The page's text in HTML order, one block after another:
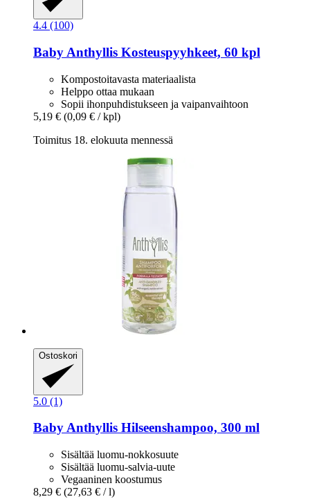
4.4 (100)
Baby Anthyllis Kosteuspyyhkeet, 60 kpl
Kompostoitavasta materiaalista
Helppo ottaa mukaan
Sopii ihonpuhdistukseen ja vaipanvaihtoon
5,19 € (0,09 € / kpl)
Toimitus 18. elokuuta mennessä
Ostoskori
5.0 (1)
Baby Anthyllis Hilseenshampoo, 300 ml
Sisältää luomu-nokkosuute
Sisältää luomu-salvia-uute
Vegaaninen koostumus
8,29 € (27,63 € / l)